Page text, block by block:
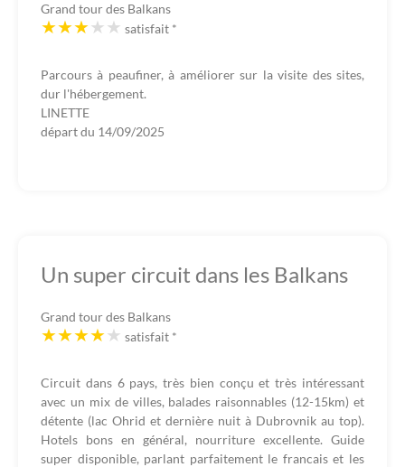
Grand tour des Balkans
satisfait *
Parcours à peaufiner, à améliorer sur la visite des sites,
dur l'hébergement.
LINETTE
départ du 14/09/2025
Un super circuit dans les Balkans
Grand tour des Balkans
satisfait *
Circuit dans 6 pays, très bien conçu et très intéressant
avec un mix de villes, balades raisonnables (12-15km) et
détente (lac Ohrid et dernière nuit à Dubrovnik au top).
Hotels bons en général, nourriture excellente. Guide
super disponible, parlant parfaitement le francais et les